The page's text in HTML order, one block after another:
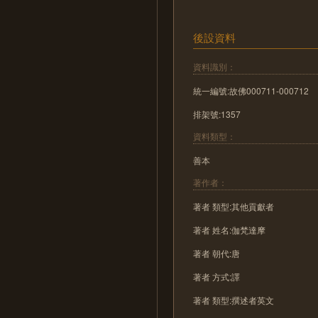
後設資料
資料識別：
統一編號:故佛000711-000712
排架號:1357
資料類型：
善本
著作者：
著者 類型:其他貢獻者
著者 姓名:伽梵達摩
著者 朝代:唐
著者 方式:譯
著者 類型:撰述者英文